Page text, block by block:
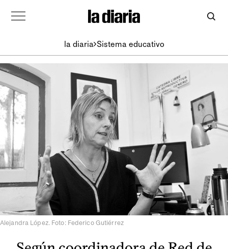
la diaria Sistema educativo
Alejandra López. Foto: Federico Gutiérrez